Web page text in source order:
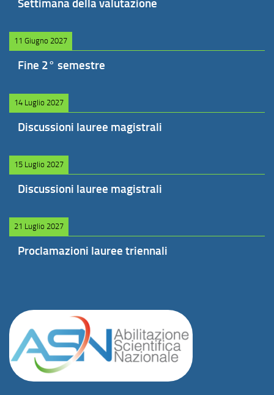
Settimana della valutazione
11 Giugno 2027
Fine 2° semestre
14 Luglio 2027
Discussioni lauree magistrali
15 Luglio 2027
Discussioni lauree magistrali
21 Luglio 2027
Proclamazioni lauree triennali